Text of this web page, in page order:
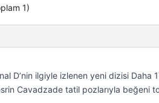
1)
D’nin ilgiyle izlenen yeni dizisi Daha
Cavadzade tatil pozlarıyla beğeni